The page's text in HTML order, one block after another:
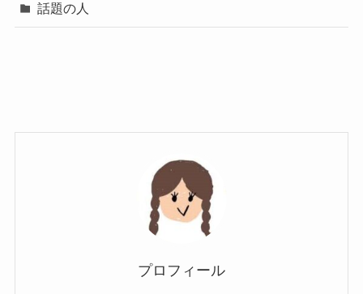
話題の人
プロフィール